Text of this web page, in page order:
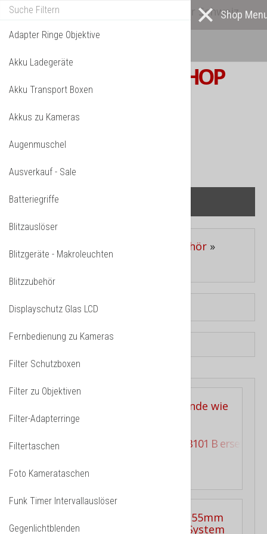
Alle* Artikel ab eigenem Lager in der Schweiz
lieferbar! *
Mehr darüber...
S W I S S PHOTOSHOP
IHR WARENKORB IST NOCH LEER.
Zubehör »
Blitztaschen
Gegenlichtblende JJC LH-HB101 B ersetzt
Adapter Ringe Objektive
Akku Ladegeräte
Akku Transport Boxen
Akkus zu Kameras
Augenmuschel
Ausverkauf - Sale
Batteriegriffe
Blitzauslöser
Blitzgeräte - Makroleuchten
Blitzzubehör
Displayschutz Glas LCD
Fernbedienung zu Kameras
Filter Schutzboxen
Filter zu Objektiven
Filter-Adapterringe
Filtertaschen
Foto Kamerataschen
Funk Timer Intervallauslöser
Gegenlichtblenden